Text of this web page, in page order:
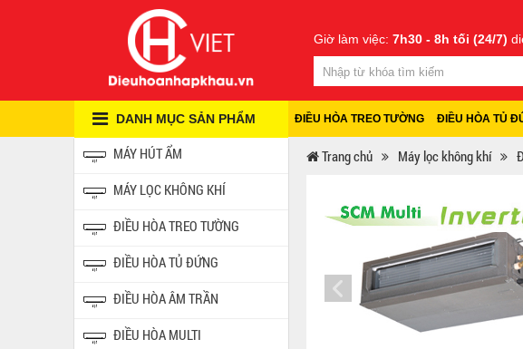
Giờ làm việc: 7h30 - 8h tối (24/7)
ĐIỀU HÒA TREO TƯỜNG ĐIỀU HÒA TỦ
DANH MỤC SẢN PHẨM
MÁY HÚT ẨM
MÁY LỌC KHÔNG KHÍ
ĐIỀU HÒA TREO TƯỜNG
ĐIỀU HÒA TỦ ĐỨNG
ĐIỀU HÒA ÂM TRẦN
ĐIỀU HÒA MULTI
Trang chủ Máy lọc không khí